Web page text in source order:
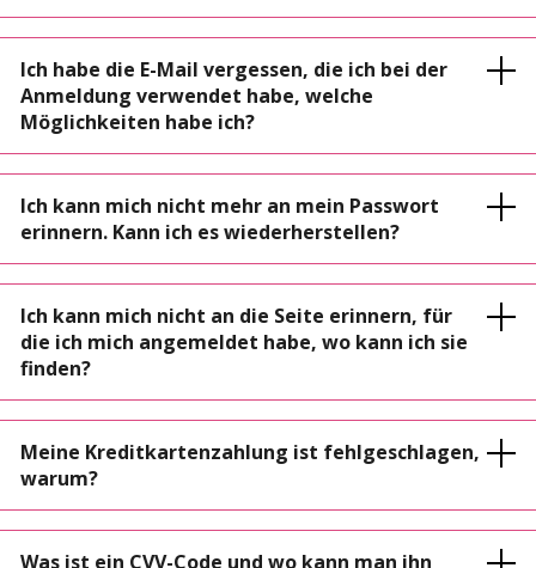
Ich habe die E-Mail vergessen, die ich bei der
Anmeldung verwendet habe, welche
Möglichkeiten habe ich?
Ich kann mich nicht mehr an mein Passwort
erinnern. Kann ich es wiederherstellen?
Ich kann mich nicht an die Seite erinnern, für
die ich mich angemeldet habe, wo kann ich sie
finden?
Meine Kreditkartenzahlung ist fehlgeschlagen,
warum?
Was ist ein CVV-Code und wo kann man ihn